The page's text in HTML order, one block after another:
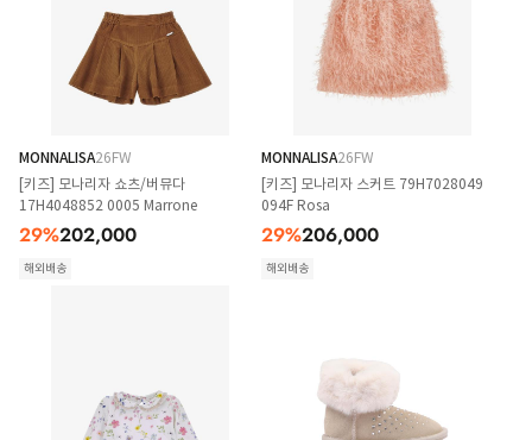
MONNALISA26FW
[키즈] 모나리자 쇼츠/버뮤다
17H4048852 0005 Marrone
29%202,000
해외배송
MONNALISA26FW
[키즈] 모나리자 스커트 79H7028049
094F Rosa
29%206,000
해외배송